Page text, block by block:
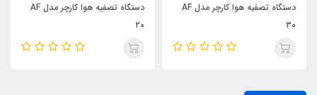
دستگاه تصفیه هوا کارچر مدل AF
30
دستگاه تصفیه هوا کارچر مدل AF
20